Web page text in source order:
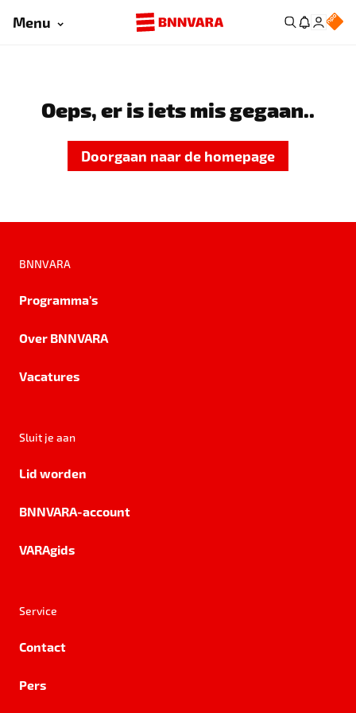
Menu
Oeps, er is iets mis gegaan..
Doorgaan naar de homepage
BNNVARA
Programma's
Over BNNVARA
Vacatures
Sluit je aan
Lid worden
BNNVARA-account
VARAgids
Service
Contact
Pers